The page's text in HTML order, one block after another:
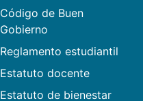
Código de Buen
Gobierno
Reglamento estudiantil
Estatuto docente
Estatuto de bienestar